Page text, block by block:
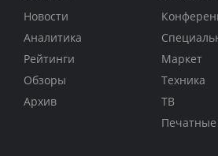
Новости
Аналитика
Рейтинги
Обзоры
Архив
Маркет
Техника
ТВ